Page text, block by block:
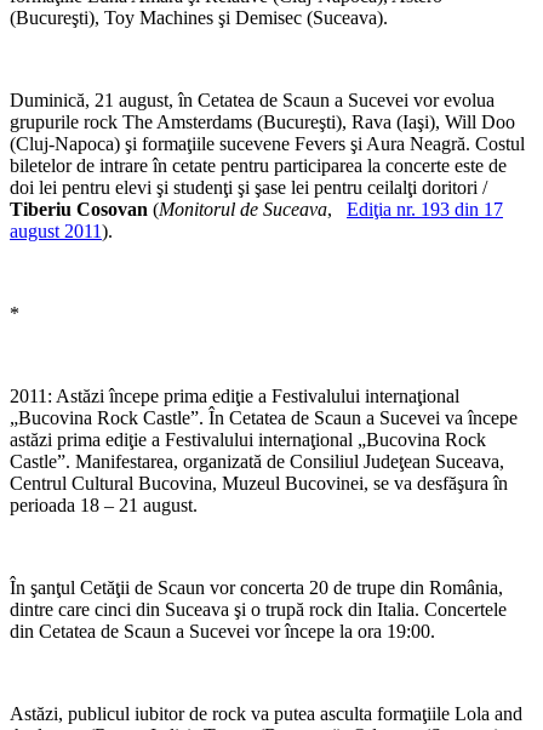
(Bucureşti), Toy Machines şi Demisec (Suceava).
Duminică, 21 august, în Cetatea de Scaun a Sucevei vor evolua
grupurile rock The Amsterdams (Bucureşti), Rava (Iaşi), Will Doo
(Cluj-Napoca) şi formaţiile sucevene Fevers şi Aura Neagră. Costul
biletelor de intrare în cetate pentru participarea la concerte este de
doi lei pentru elevi şi studenţi şi şase lei pentru ceilalţi doritori /
Tiberiu Cosovan (Monitorul de Suceava, Ediţia nr. 193 din 17
august 2011).
*
2011: Astăzi începe prima ediţie a Festivalului internaţional
„Bucovina Rock Castle”. În Cetatea de Scaun a Sucevei va începe
astăzi prima ediţie a Festivalului internaţional „Bucovina Rock
Castle”. Manifestarea, organizată de Consiliul Judeţean Suceava,
Centrul Cultural Bucovina, Muzeul Bucovinei, se va desfăşura în
perioada 18 – 21 august.
În şanţul Cetăţii de Scaun vor concerta 20 de trupe din România,
dintre care cinci din Suceava şi o trupă rock din Italia. Concertele
din Cetatea de Scaun a Sucevei vor începe la ora 19:00.
Astăzi, publicul iubitor de rock va putea asculta formaţiile Lola and